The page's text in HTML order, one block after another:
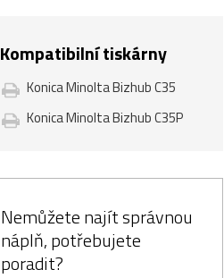
Kompatibilní tiskárny
Konica Minolta Bizhub C35
Konica Minolta Bizhub C35P
Nemůžete najít správnou
náplň, potřebujete
poradit?